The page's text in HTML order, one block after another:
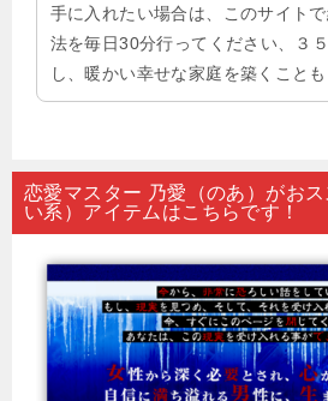
手に入れたい場合は、このサイト
法を毎日30分行ってください、３
し、暖かい幸せな家庭を築くことも
恋愛マスター 乃愛（のあ）がお
い系）アイテムはこちらです！